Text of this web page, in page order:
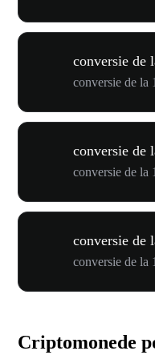
conversie de
conversie de
conversie de
conversie de
conversie de
Criptomonede